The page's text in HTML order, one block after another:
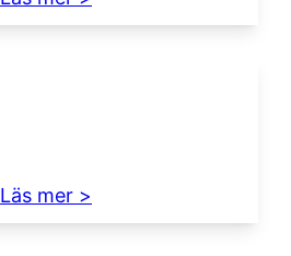
Kablar
Läs mer >
Servicebypass